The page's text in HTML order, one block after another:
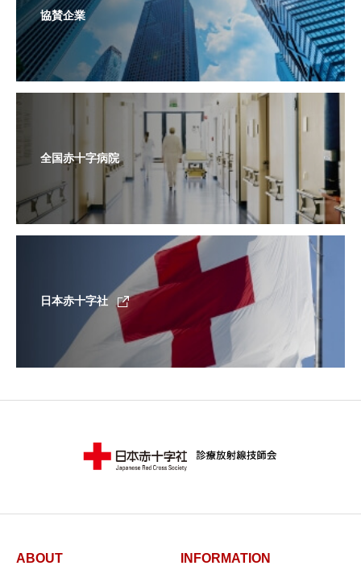
協賛企業
全国赤十字病院
日本赤十字社
ABOUT INFORMATION